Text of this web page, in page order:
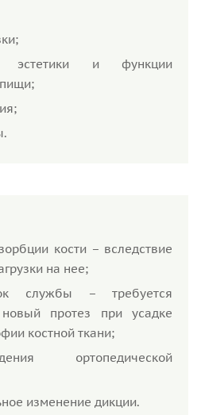
эстетики и функции
кости – вследствие
на нее;
службы – требуется
протез при усадке
костной ткани;
ортопедической
изменение дикции.